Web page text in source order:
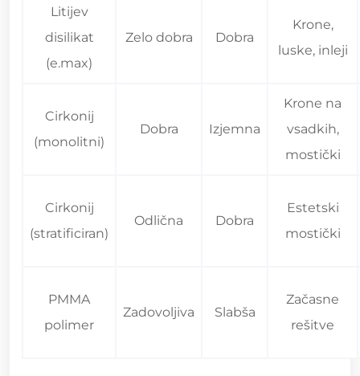
Litijev
disilikat
(e.max)
Zelo dobra Dobra
Krone,
luske, inleji
Cirkonij
(monolitni)
Dobra Izjemna
Krone na
vsadkih,
mostički
Cirkonij
(stratificiran)
Odlična Dobra
Estetski
mostički
PMMA
polimer
Zadovoljiva Slabša
Začasne
rešitve